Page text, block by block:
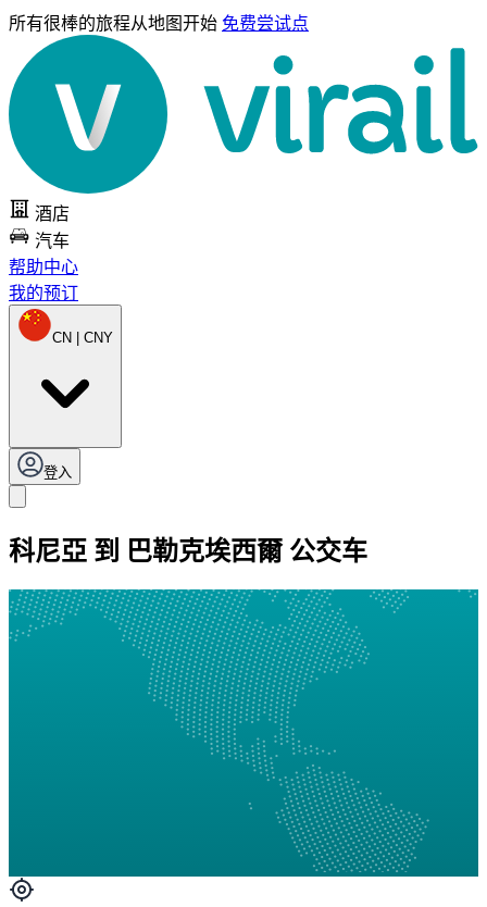
所有很棒的旅程从地图开始 免费尝试点
酒店
汽车
帮助中心
我的预订
CN | CNY
登入
科尼亞 到 巴勒克埃西爾 公交车